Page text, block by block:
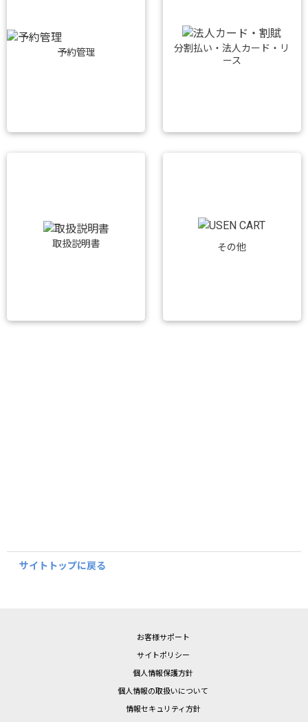
予約管理
分割払い・法人カード・リ
ース
取扱説明書 その他
サイトトップに戻る
お客様サポート
サイトポリシー
個人情報保護方針
個人情報の取扱いについて
情報セキュリティ方針